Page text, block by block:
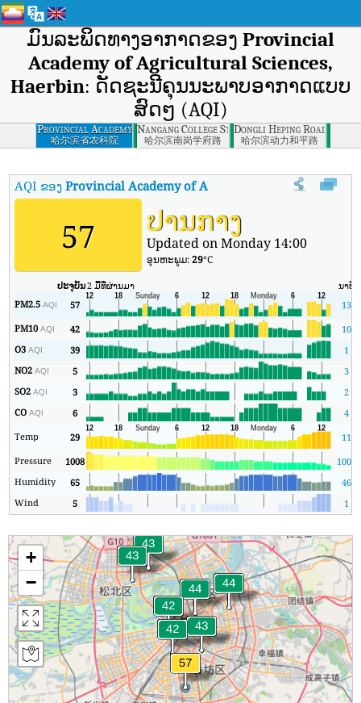
ມົນລະພິດທາງອາກາດຂອງ Provincial
Academy of Agricultural Sciences,
Haerbin: ດັດຊະນີຄຸນນະພາບອາກາດແບບ
ສົດໆ (AQI)
Provincial Academy
of Agricultural
Sciences, Haerbin
哈尔滨省农科院
Nangang College Street, Haerbin
哈尔滨南岗学府路
Dongli Heping Road,
哈尔滨动力和平路
AQI ຂອງProvincial Academy of Agricultural Sciences,
57 ປານກາງ
Updated on Monday 14:00
ອຸນ​ຫະ​ພູມ:29°C
ປະຈຸບັນ2 ມື້ທີ່ຜ່ານມາ ນາທີ
PM2.5AQI 57
13
PM10AQI 42
10
O3AQI 39
1
NO2AQI 5
3
SO2AQI 3
2
COAQI 6
4
Temp
29
11
Pressure
1008 1008
Humidity
65
46
Wind
5 1
+
−